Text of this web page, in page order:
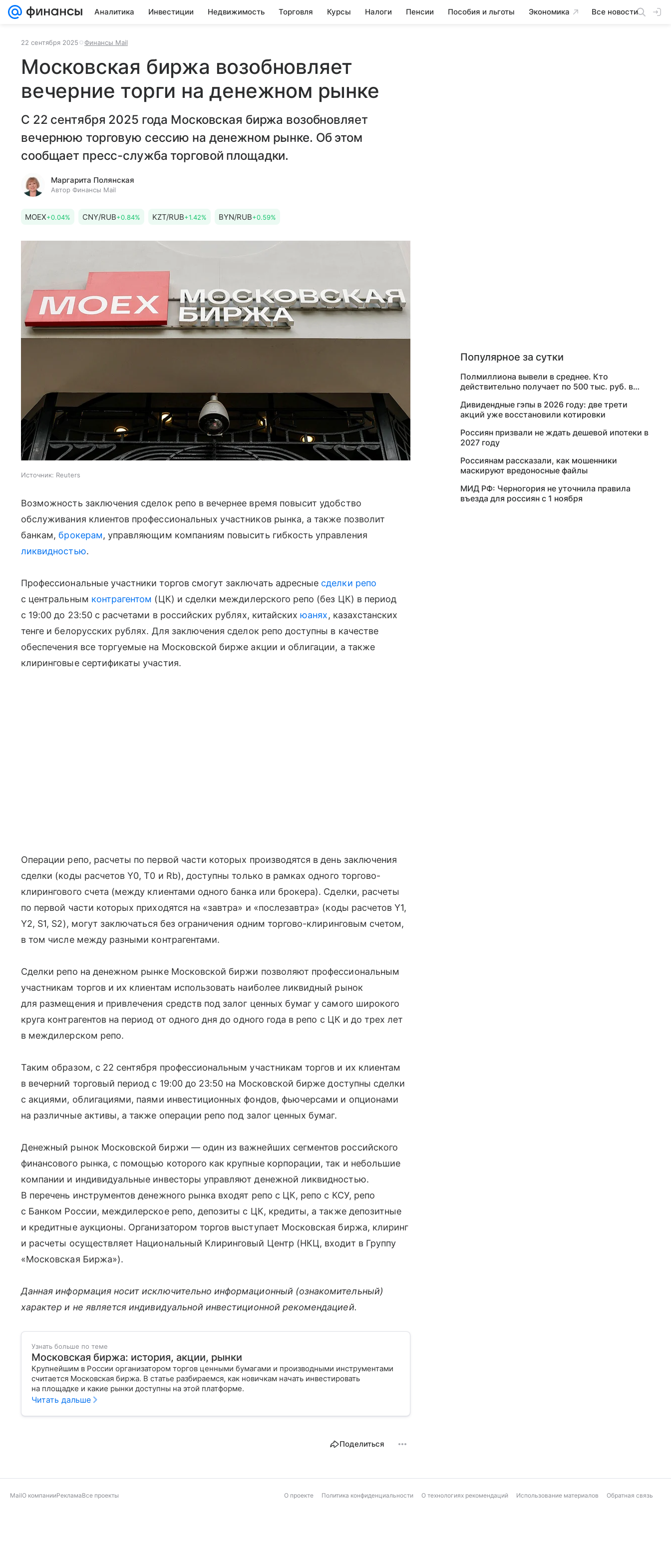
Аналитика Инвестиции Недвижимость Торговля Курсы Налоги Пенсии Пособия и льготы Экономика Все новости
22 сентября 2025 Финансы Mail
Московская биржа возобновляет
вечерние торги на денежном рынке
С 22 сентября 2025 года Московская биржа возобновляет
вечернюю торговую сессию на денежном рынке. Об этом
сообщает пресс-служба торговой площадки.
Маргарита Полянская
Автор Финансы Mail
MOEX+0.04% CNY/RUB+0.84% KZT/RUB+1.42% BYN/RUB+0.59%
Источник: Reuters
Возможность заключения сделок репо в вечернее время повысит удобство
обслуживания клиентов профессиональных участников рынка, а также позволит
банкам, брокерам, управляющим компаниям повысить гибкость управления
ликвидностью.
Профессиональные участники торгов смогут заключать адресные сделки репо
с центральным контрагентом (ЦК) и сделки междилерского репо (без ЦК) в период
с 19:00 до 23:50 с расчетами в российских рублях, китайскихюанях, казахстанских
тенге и белорусских рублях. Для заключения сделок репо доступны в качестве
обеспечения все торгуемые на Московской бирже акции и облигации, а также
клиринговые сертификаты участия.
Операции репо, расчеты по первой части которых производятся в день заключения
сделки (коды расчетов Y0, Т0 и Rb), доступны только в рамках одного торгово-
клирингового счета (между клиентами одного банка или брокера). Сделки, расчеты
по первой части которых приходятся на «завтра» и «послезавтра» (коды расчетов Y1,
Y2, S1, S2), могут заключаться без ограничения одним торгово-клиринговым счетом,
в том числе между разными контрагентами.
Сделки репо на денежном рынке Московской биржи позволяют профессиональным
участникам торгов и их клиентам использовать наиболее ликвидный рынок
для размещения и привлечения средств под залог ценных бумаг у самого широкого
круга контрагентов на период от одного дня до одного года в репо с ЦК и до трех лет
в междилерском репо.
Таким образом, с 22 сентября профессиональным участникам торгов и их клиентам
в вечерний торговый период с 19:00 до 23:50 на Московской бирже доступны сделки
с акциями, облигациями, паями инвестиционных фондов, фьючерсами и опционами
на различные активы, а также операции репо под залог ценных бумаг.
Денежный рынок Московской биржи — один из важнейших сегментов российского
финансового рынка, с помощью которого как крупные корпорации, так и небольшие
компании и индивидуальные инвесторы управляют денежной ликвидностью.
В перечень инструментов денежного рынка входят репо с ЦК, репо с КСУ, репо
с Банком России, междилерское репо, депозиты с ЦК, кредиты, а также депозитные
и кредитные аукционы. Организатором торгов выступает Московская биржа, клиринг
и расчеты осуществляет Национальный Клиринговый Центр (НКЦ, входит в Группу
«Московская Биржа»).
Данная информация носит исключительно информационный (ознакомительный)
характер и не является индивидуальной инвестиционной рекомендацией.
Узнать больше по теме
Московская биржа: история, акции, рынки
Крупнейшим в России организатором торгов ценными бумагами и производными инструментами
считается Московская биржа. В статье разбираемся, как новичкам начать инвестировать
на площадке и какие рынки доступны на этой платформе.
Читать дальше
Поделиться
Популярное за сутки
Полмиллиона вывели в среднее. Кто
действительно получает по 500 тыс. руб. в
Дивидендные гэпы в 2026 году: две трети
акций уже восстановили котировки
Россиян призвали не ждать дешевой ипотеки в
2027 году
Россиянам рассказали, как мошенники
маскируют вредоносные файлы
МИД РФ: Черногория не уточнила правила
въезда для россиян с 1 ноября
MailО компанииРекламаВсе проекты О проекте Политика конфиденциальности О технологиях рекомендаций Использование материалов Обратная связь